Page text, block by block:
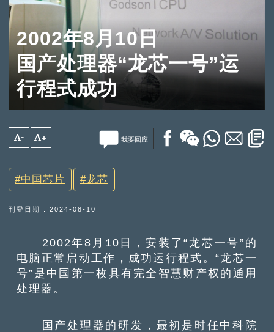
2002年8月10日
国产处理器“龙芯一号”运
行程式成功
A- A+ 我要回应
中国芯片 龙芯
刊登日期 : 2024-08-10
2002年8月10日，安装了“龙芯一号”的
电脑正常启动工作，成功运行程式。“龙芯一
号”是中国第一枚具有完全智慧财产权的通用
处理器。
国产处理器的研发，最初是时任中科院